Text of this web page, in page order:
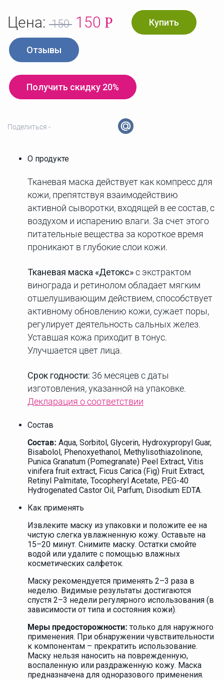
Цена: 150 150 Р Купить
Отзывы
Получить скидку 20%
Поделиться -
О продукте
Тканевая маска действует как компресс для
кожи, препятствуя взаимодействию
активной сыворотки, входящей в ее состав, с
воздухом и испарению влаги. За счет этого
питательные вещества за короткое время
проникают в глубокие слои кожи.
Тканевая маска «Детокс»с экстрактом
винограда и ретинолом обладает мягким
отшелушивающим действием, способствует
активному обновлению кожи, сужает поры,
регулирует деятельность сальных желез.
Уставшая кожа приходит в тонус.
Улучшается цвет лица.
Срок годности: 36 месяцев с даты
изготовления, указанной на упаковке.
Декларация о соответствии
Состав
Состав: Aqua, Sorbitol, Glycerin, Hydroxypropyl Guar,
Bisabolol, Phenoxyethanol, Methylisothiazolinone,
Punica Granatum (Pomegranate) Peel Extract, Vitis
vinifera fruit extract, Ficus Carica (Fig) Fruit Extract,
Retinyl Palmitate, Tocopheryl Acetate, PEG-40
Hydrogenated Castor Oil, Parfum, Disodium EDTA.
Как применять
Извлеките маску из упаковки и положите ее на
чистую слегка увлажненную кожу. Оставьте на
15–20 минут. Снимите маску. Остатки смойте
водой или удалите с помощью влажных
косметических салфеток.
Маску рекомендуется применять 2–3 раза в
неделю. Видимые результаты достигаются
спустя 2–3 недели регулярного использования (в
зависимости от типа и состояния кожи).
Меры предосторожности: только для наружного
применения. При обнаружении чувствительности
к компонентам – прекратить использование.
Маску нельзя наносить на поврежденную,
воспаленную или раздраженную кожу. Маска
предназначена для одноразового применения.